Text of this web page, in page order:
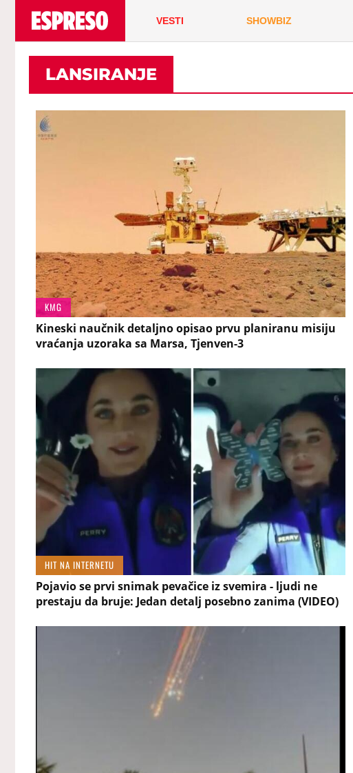
VESTI SHOWBIZ
LANSIRANJE
KMG
Kineski naučnik detaljno opisao prvu planiranu misiju
vraćanja uzoraka sa Marsa, Tjenven-3
HIT NA INTERNETU
Pojavio se prvi snimak pevačice iz svemira - ljudi ne
prestaju da bruje: Jedan detalj posebno zanima (VIDEO)